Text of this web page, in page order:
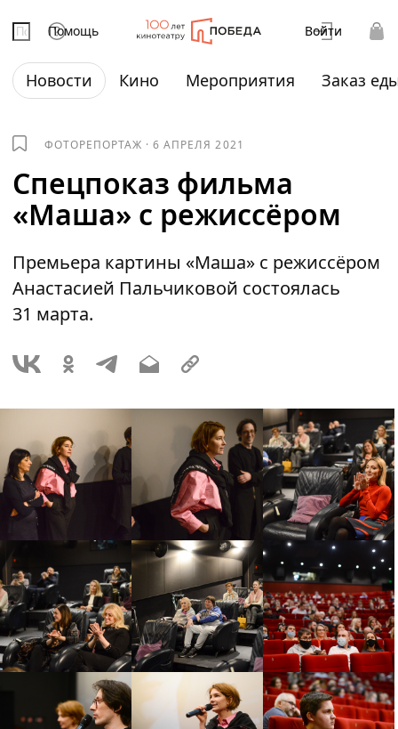
Помощь Войти
Новости Кино Мероприятия Заказ
ФОТОРЕПОРТАЖ ·6 АПРЕЛЯ 2021
Спецпоказ фильма
«Маша» с режиссёром
Премьера картины «Маша» с режиссёром
Анастасией Пальчиковой состоялась
31 марта.